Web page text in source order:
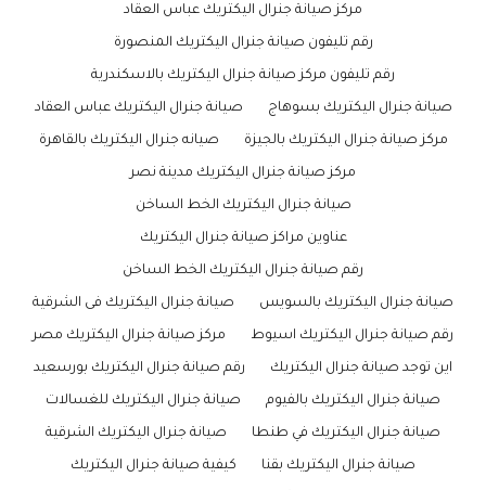
مركز صيانة جنرال اليكتريك عباس العقاد
رقم تليفون صيانة جنرال اليكتريك المنصورة
رقم تليفون مركز صيانة جنرال اليكتريك بالاسكندرية
صيانة جنرال اليكتريك بسوهاج صيانة جنرال اليكتريك عباس العقاد
مركز صيانة جنرال اليكتريك بالجيزة صيانه جنرال اليكتريك بالقاهرة
مركز صيانة جنرال اليكتريك مدينة نصر
صيانة جنرال اليكتريك الخط الساخن
عناوين مراكز صيانة جنرال اليكتريك
رقم صيانة جنرال اليكتريك الخط الساخن
صيانة جنرال اليكتريك بالسويس صيانة جنرال اليكتريك فى الشرقية
رقم صيانة جنرال اليكتريك اسيوط مركز صيانة جنرال اليكتريك مصر
اين توجد صيانة جنرال اليكتريك رقم صيانة جنرال اليكتريك بورسعيد
صيانة جنرال اليكتريك بالفيوم صيانة جنرال اليكتريك للغسالات
صيانة جنرال اليكتريك في طنطا صيانة جنرال اليكتريك الشرقية
صيانة جنرال اليكتريك بقنا كيفية صيانة جنرال اليكتريك